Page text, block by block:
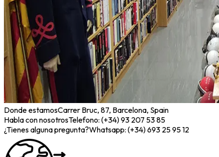
Donde estamosCarrer Bruc, 87, Barcelona, Spain
Habla con nosotrosTelefono: (+34) 93 207 53 85
¿Tienes alguna pregunta?Whatsapp: (+34) 693 25 95 12